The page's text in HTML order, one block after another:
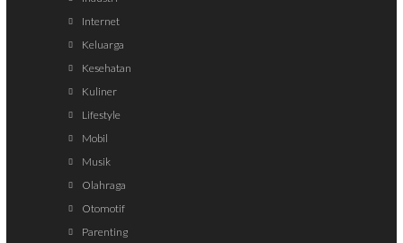
Internet
Keluarga
Kesehatan
Kuliner
Lifestyle
Mobil
Musik
Olahraga
Otomotif
Parenting